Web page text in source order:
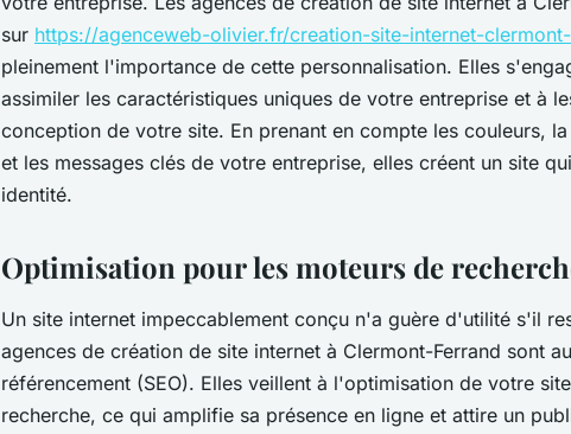
sur https://agenceweb-olivier.fr/creation-site-internet-
pleinement l'importance de cette personnalisation. Elles
assimiler les caractéristiques uniques de votre entreprise et à
conception de votre site. En prenant en compte les couleurs,
et les messages clés de votre entreprise, elles créent un site
identité.
Optimisation pour les moteurs de
Un site internet impeccablement conçu n'a guère d'utilité s'il
agences de création de site internet à Clermont-Ferrand sont
référencement (SEO). Elles veillent à l'optimisation de votre
recherche, ce qui amplifie sa présence en ligne et attire un